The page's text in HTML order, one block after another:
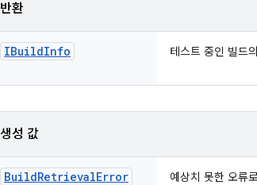
반환
IBuildInfo 테스트 중인 빌드의
생성 값
BuildRetrievalError 예상치 못한 오류